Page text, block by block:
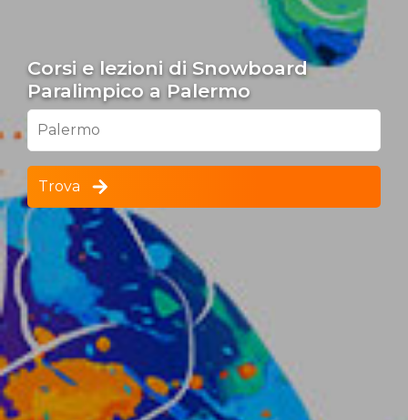
Corsi e lezioni di Snowboard
Paralimpico a Palermo
Palermo
Trova